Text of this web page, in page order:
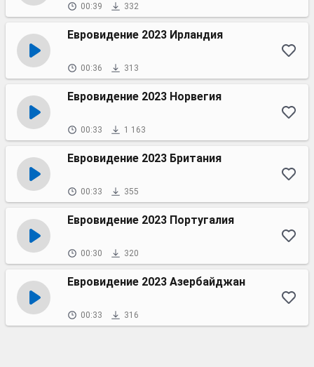
00:39 332
Евровидение 2023 Ирландия
00:36 313
Евровидение 2023 Норвегия
00:33 1 163
Евровидение 2023 Британия
00:33 355
Евровидение 2023 Португалия
00:30 320
Евровидение 2023 Азербайджан
00:33 316